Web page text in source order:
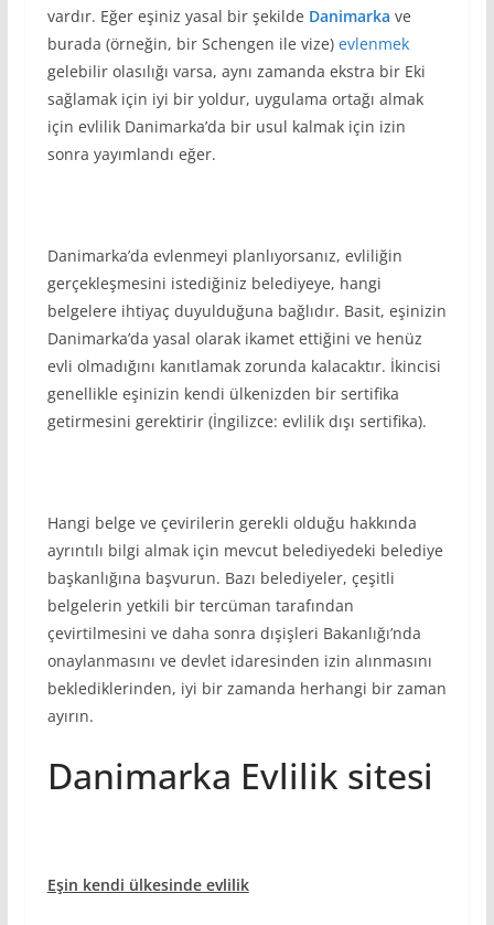
vardır. Eğer eşiniz yasal bir şekilde Danimarka ve
burada (örneğin, bir Schengen ile vize) evlenmek
gelebilir olasılığı varsa, aynı zamanda ekstra bir Eki
sağlamak için iyi bir yoldur, uygulama ortağı almak
için evlilik Danimarka’da bir usul kalmak için izin
sonra yayımlandı eğer.
Danimarka’da evlenmeyi planlıyorsanız, evliliğin
gerçekleşmesini istediğiniz belediyeye, hangi
belgelere ihtiyaç duyulduğuna bağlıdır. Basit, eşinizin
Danimarka’da yasal olarak ikamet ettiğini ve henüz
evli olmadığını kanıtlamak zorunda kalacaktır. İkincisi
genellikle eşinizin kendi ülkenizden bir sertifika
getirmesini gerektirir (İngilizce: evlilik dışı sertifika).
Hangi belge ve çevirilerin gerekli olduğu hakkında
ayrıntılı bilgi almak için mevcut belediyedeki belediye
başkanlığına başvurun. Bazı belediyeler, çeşitli
belgelerin yetkili bir tercüman tarafından
çevirtilmesini ve daha sonra dışişleri Bakanlığı’nda
onaylanmasını ve devlet idaresinden izin alınmasını
beklediklerinden, iyi bir zamanda herhangi bir zaman
ayırın.
Danimarka Evlilik sitesi
Eşin kendi ülkesinde evlilik